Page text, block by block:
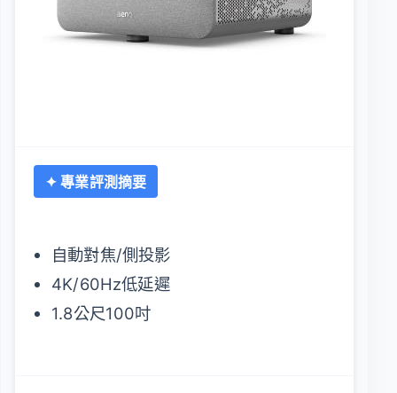
✦ 專業評測摘要
自動對焦/側投影
4K/60Hz低延遲
1.8公尺100吋